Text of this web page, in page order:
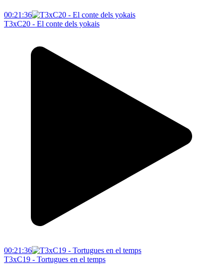
00:21:36
T3xC20 - El conte dels yokais
00:21:36
T3xC19 - Tortugues en el temps